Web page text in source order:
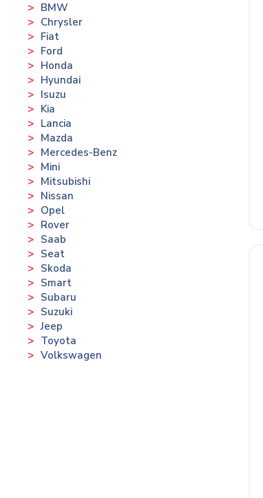
BMW
Chrysler
Fiat
Ford
Honda
Hyundai
Isuzu
Kia
Lancia
Mazda
Mercedes-Benz
Mini
Mitsubishi
Nissan
Opel
Rover
Saab
Seat
Skoda
Smart
Subaru
Suzuki
Jeep
Toyota
Volkswagen